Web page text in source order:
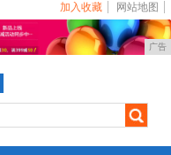
加入收藏 网站地图
广告